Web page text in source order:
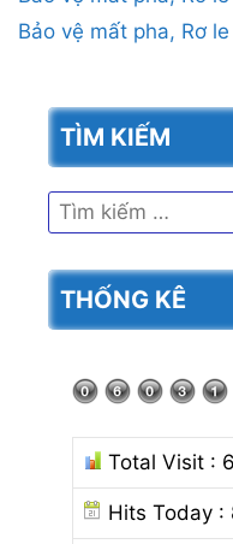
Bảo vệ mất pha, Rơ
TÌM KIẾM
Tìm
kiếm
cho:
THỐNG KÊ
Total Visit :
Hits Today :